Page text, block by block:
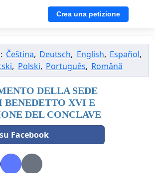
Crea una petizione
: Čeština, Deutsch, English, Español,
, Polski, Português, Română
DELLA SEDE
BENEDETTO XVI E
DEL CONCLAVE
Facebook